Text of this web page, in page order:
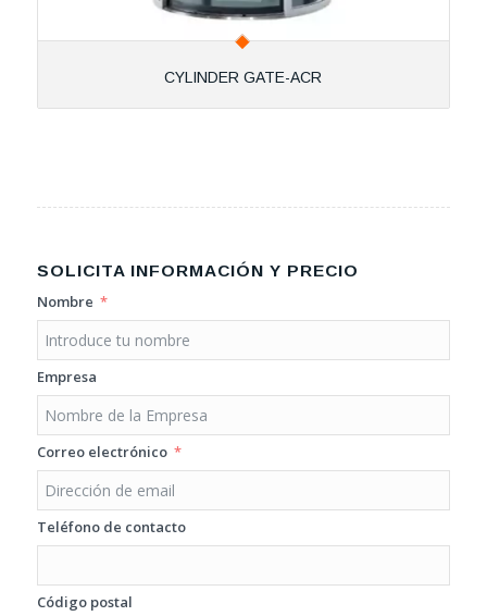
CYLINDER GATE-ACR
SOLICITA INFORMACIÓN Y PRECIO
Nombre
Empresa
Correo electrónico
Teléfono de contacto
Código postal